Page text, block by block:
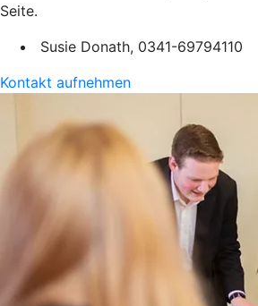
Seite.
Susie Donath, 0341-69794110
Kontakt aufnehmen